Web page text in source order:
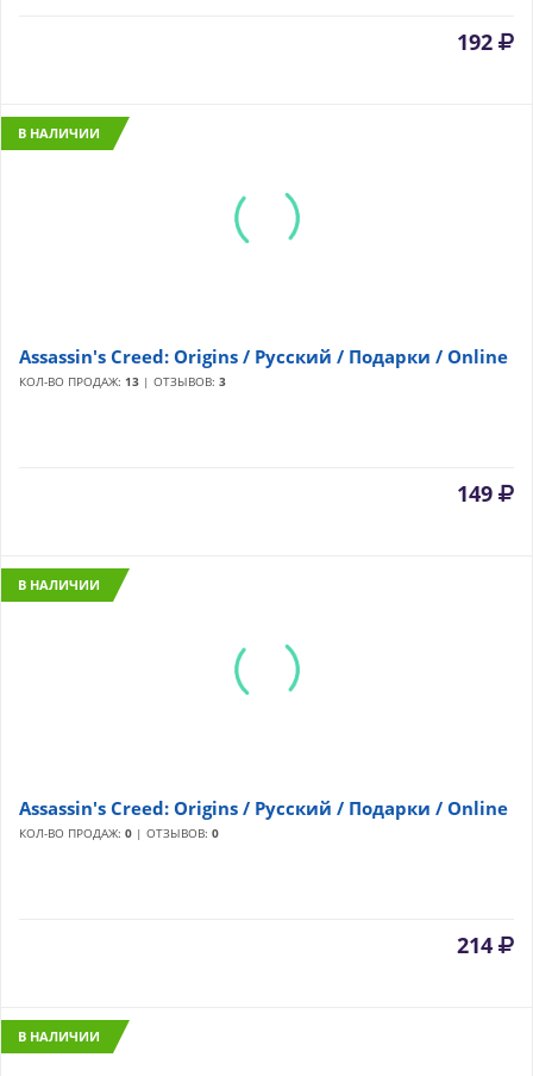
192
В НАЛИЧИИ
Assassin's Creed: Origins / Русский / Подарки / Online
КОЛ-ВО ПРОДАЖ: 13 | ОТЗЫВОВ: 3
149
В НАЛИЧИИ
Assassin's Creed: Origins / Русский / Подарки / Online
КОЛ-ВО ПРОДАЖ: 0 | ОТЗЫВОВ: 0
214
В НАЛИЧИИ